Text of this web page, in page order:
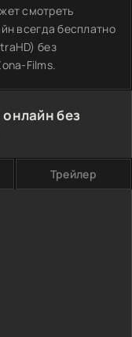
смотреть
всегда бесплатно
без
Films.
без
Трейлер